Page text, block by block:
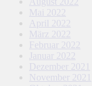
Mai 2022
April 2022
März 2022
Februar 2022
Januar 2022
Dezember 2021
November 2021